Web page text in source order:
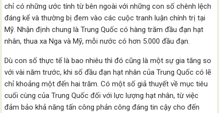
chỉ có những ước tính từ bên ngoài với những con số chênh lệch
đáng kể và thường bị đem vào các cuộc tranh luận chính trị tại
Mỹ. Nhận định chung là Trung Quốc có hàng trăm đầu đạn hạt
nhân, thua xa Nga và Mỹ, mỗi nước có hơn 5.000 đầu đạn.
Dù con số thực tế là bao nhiêu thì đó cũng là một sự gia tăng so
với vài năm trước, khi số đầu đạn hạt nhân của Trung Quốc có lẽ
chỉ khoảng một đến hai trăm. Có một số giả thuyết về mục tiêu
cuối cùng của Trung Quốc đối với lực lượng hạt nhân, từ việc
đảm bảo khả năng tấn công phản công đáng tin cậy cho đến